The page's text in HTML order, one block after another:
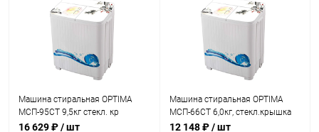
Машина стиральная OPTIMA
МСП-95СТ 9,5кг стекл. кр
16 629 ₽/ шт
Машина стиральная OPTIMA
МСП-66СТ 6,0кг, стекл.крышка
12 148 ₽/ шт